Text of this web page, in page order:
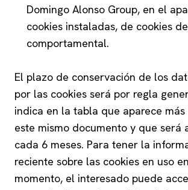
Domingo Alonso Group, en el
cookies instaladas, de cookies
comportamental.
El plazo de conservación de los
por las cookies será por regla
indica en la tabla que aparece
este mismo documento y que será
cada 6 meses. Para tener la
reciente sobre las cookies en uso
momento, el interesado puede